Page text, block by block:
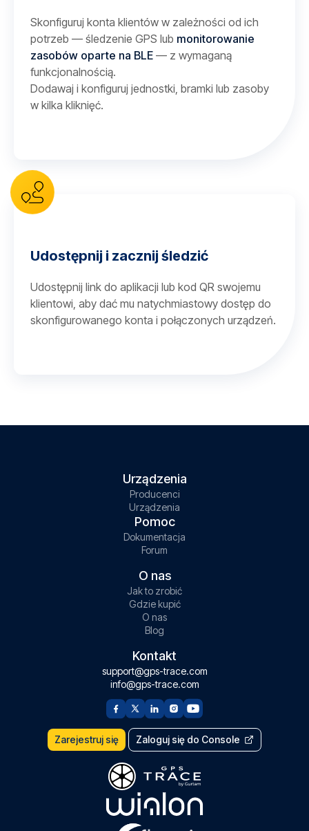
Skonfiguruj konta klientów w zależności od ich
potrzeb — śledzenie GPS lub monitorowanie
zasobów oparte na BLE — z wymaganą
funkcjonalnością.
Dodawaj i konfiguruj jednostki, bramki lub zasoby
w kilka kliknięć.
Udostępnij i zacznij śledzić
Udostępnij link do aplikacji lub kod QR swojemu
klientowi, aby dać mu natychmiastowy dostęp do
skonfigurowanego konta i połączonych urządzeń.
Urządzenia
Producenci
Urządzenia
Pomoc
Dokumentacja
Forum
O nas
Jak to zrobić
Gdzie kupić
O nas
Blog
Kontakt
support@gps-trace.com
info@gps-trace.com
Zarejestruj się Zaloguj się do Console